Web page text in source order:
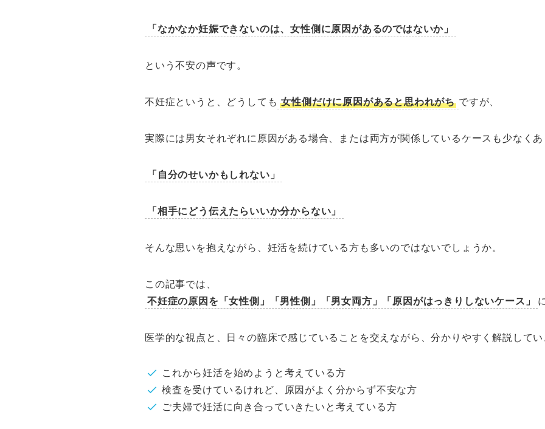
「なかなか妊娠できないのは、女性側に原因があるのではないか」
という不安の声です。
不妊症というと、どうしても 女性側だけに原因があると思われがち ですが、
実際には男女それぞれに原因がある場合、または両方が関係しているケースも少なく
「自分のせいかもしれない」
「相手にどう伝えたらいいか分からない」
そんな思いを抱えながら、妊活を続けている方も多いのではないでしょうか。
この記事では、
不妊症の原因を「女性側」「男性側」「男女両方」「原因がはっきりしないケース」
医学的な視点と、日々の臨床で感じていることを交えながら、分かりやすく解説して
これから妊活を始めようと考えている方
検査を受けているけれど、原因がよく分からず不安な方
ご夫婦で妊活に向き合っていきたいと考えている方